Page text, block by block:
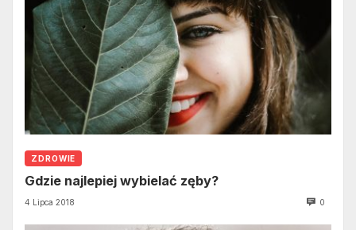
ZDROWIE
Gdzie najlepiej wybielać zęby?
4 Lipca 2018 0